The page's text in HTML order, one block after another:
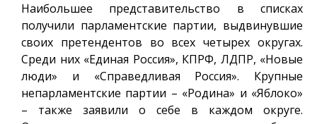
Наибольшее представительство в списках
получили парламентские партии, выдвинувшие
своих претендентов во всех четырех округах.
Среди них «Единая Россия», КПРФ, ЛДПР, «Новые
люди» и «Справедливая Россия». Крупные
непарламентские партии – «Родина» и «Яблоко»
– также заявили о себе в каждом округе.